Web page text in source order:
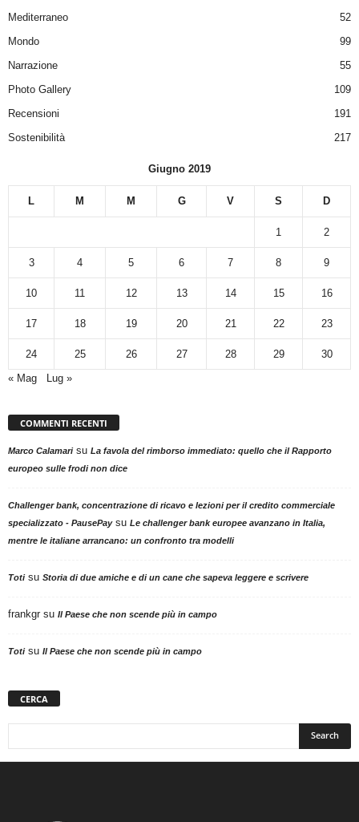
Mediterraneo
52
Mondo
99
Narrazione
55
Photo Gallery
109
Recensioni
191
Sostenibilità
217
Giugno 2019
L M M G V S D
1 2
3 4 5 6 7 8 9
10 11 12 13 14 15 16
17 18 19 20 21 22 23
24 25 26 27 28 29
30
« Mag
Lug »
COMMENTI RECENTI
Marco Calamarisu La favola del rimborso immediato: quello che il Rapporto
europeo sulle frodi non dice
Challenger bank, concentrazione di ricavo e lezioni per il credito commerciale
specializzato - PausePaysu Le challenger bank europee avanzano in Italia,
mentre le italiane arrancano: un confronto tra modelli
Totisu Storia di due amiche e di un cane che sapeva leggere e scrivere
frankgr su Il Paese che non scende più in campo
Totisu Il Paese che non scende più in campo
CERCA